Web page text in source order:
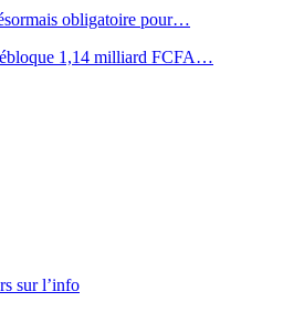
obligatoire pour…
1,14 milliard FCFA…
sur l’info